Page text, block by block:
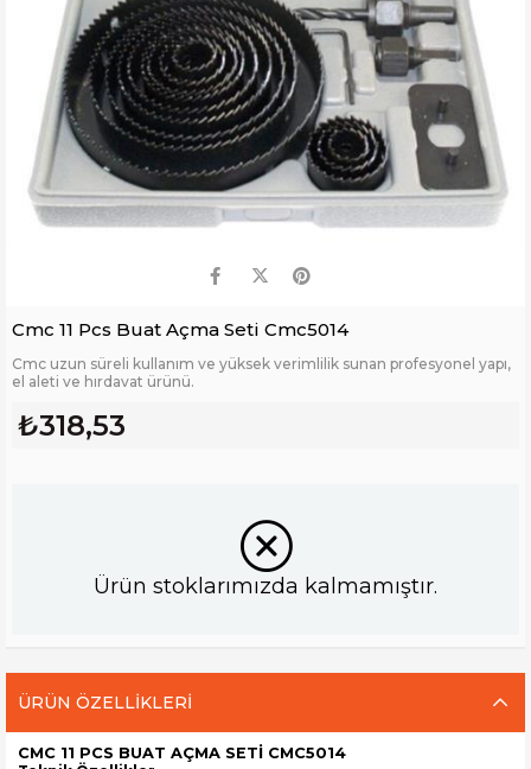
Cmc 11 Pcs Buat Açma Seti Cmc5014
Cmc uzun süreli kullanım ve yüksek verimlilik sunan profesyonel yapı,
el aleti ve hırdavat ürünü.
₺318,53
Ürün stoklarımızda kalmamıştır.
ÜRÜN ÖZELLIKLERI
CMC 11 PCS BUAT AÇMA SETİ CMC5014